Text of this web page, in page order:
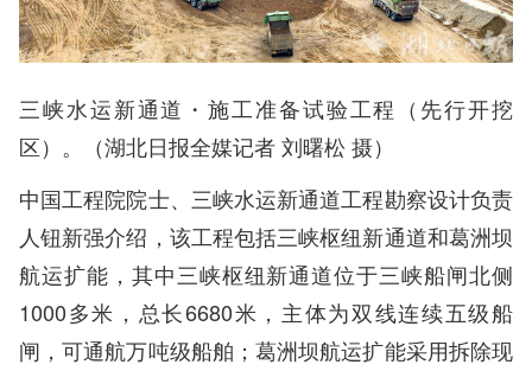
三峡水运新通道・施工准备试验工程（先行开挖
区）。（湖北日报全媒记者 刘曙松 摄）
中国工程院院士、三峡水运新通道工程勘察设计负责
人钮新强介绍，该工程包括三峡枢纽新通道和葛洲坝
航运扩能，其中三峡枢纽新通道位于三峡船闸北侧
1000多米，总长6680米，主体为双线连续五级船
闸，可通航万吨级船舶；葛洲坝航运扩能采用拆除现